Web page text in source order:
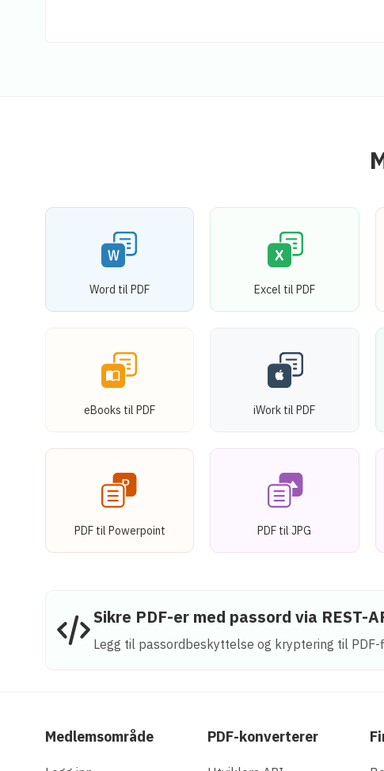
Word til PDF Excel til PDF
eBooks til PDF iWork til PDF
PDF til Powerpoint PDF til JPG
Sikre PDF-er med passord via REST-
Legg til passordbeskyttelse og kryptering til
Medlemsområde PDF-konverterer